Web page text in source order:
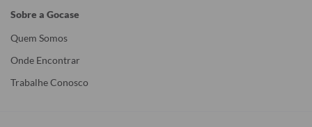
Sobre a Gocase
Quem Somos
Onde Encontrar
Trabalhe Conosco